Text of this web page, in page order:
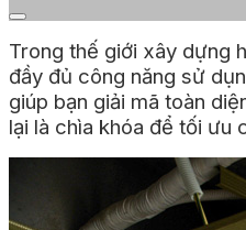
Trong thế giới xây dựng
đầy đủ công năng sử
giúp bạn giải mã toàn
lại là chìa khóa để tối ưu